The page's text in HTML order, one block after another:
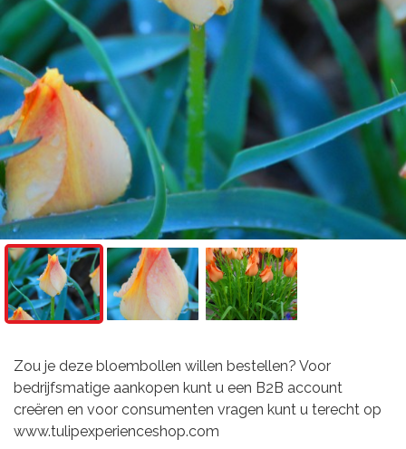
Zou je deze bloembollen willen bestellen? Voor
bedrijfsmatige aankopen kunt u een B2B account
creëren en voor consumenten vragen kunt u terecht op
www.tulipexperienceshop.com